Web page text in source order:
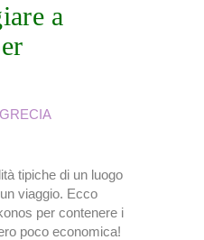
a
GRECIA
tipiche di un luogo
viaggio. Ecco
per contenere i
poco economica!